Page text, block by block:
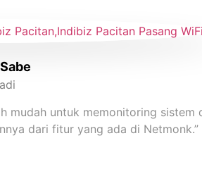
mudah untuk memonitoring sistem
dari fitur yang ada di Netmonk.”